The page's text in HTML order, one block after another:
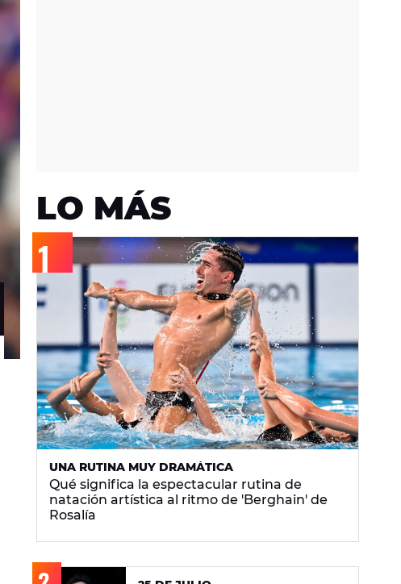
LO MÁS
UNA RUTINA MUY DRAMÁTICA
Qué significa la espectacular rutina de
natación artística al ritmo de 'Berghain' de
Rosalía